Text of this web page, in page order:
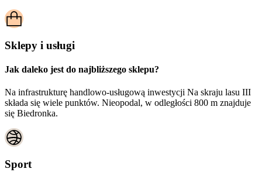
Sklepy i usługi
Jak daleko jest do najbliższego sklepu?
Na infrastrukturę handlowo-usługową inwestycji Na skraju lasu III
składa się wiele punktów. Nieopodal, w odległości 800 m znajduje
się Biedronka.
Sport